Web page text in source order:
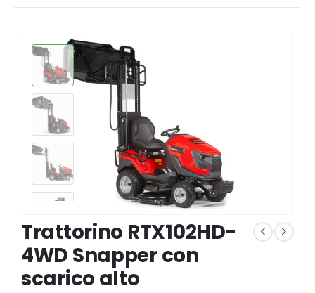
Trattorino RTX102HD-
4WD Snapper con
scarico alto